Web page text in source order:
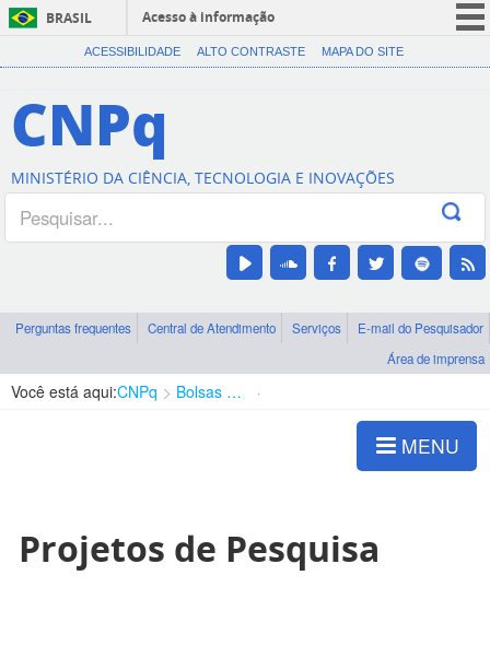
BRASIL
Acesso à informação
CORONAVÍRUS (COVID-19)
Canais
ACESSIBILIDADE ALTO CONTRASTE MAPA DO SITE
CNPq
MINISTÉRIO DA CIÊNCIA, TECNOLOGIA E INOVAÇÕES
Perguntas frequentes Central de Atendimento Serviços
E-mail do Pesquisador
Área de imprensa
Você está aqui:CNPq Bolsas e Auxílios Vigentes
MENU
Projetos de Pesquisa